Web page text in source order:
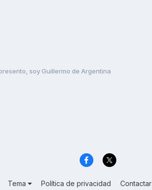
soy Guillermo de Argentina
Tema Política de privacidad Contactar